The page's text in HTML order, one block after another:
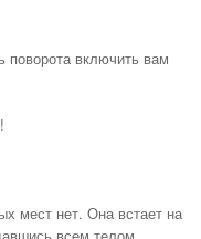
поворота включить вам
мест нет. Она встает на